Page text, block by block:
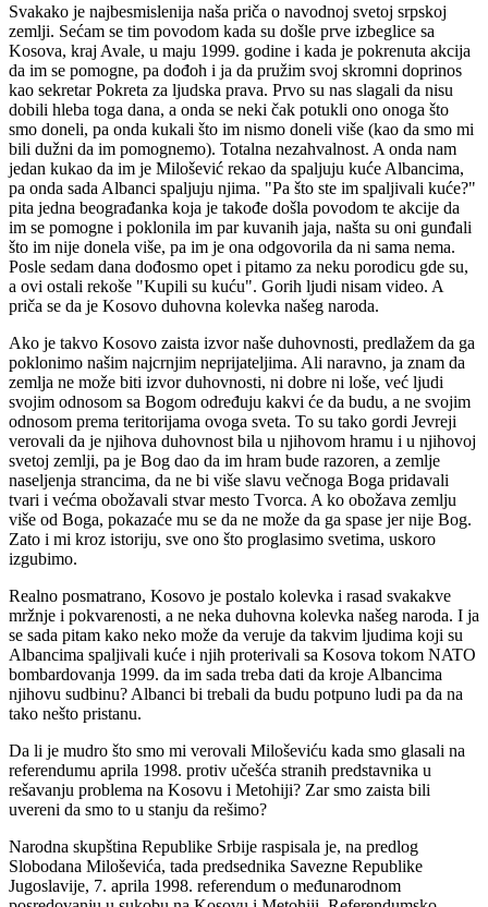
Svakako je najbesmislenija naša priča o navodnoj svetoj srpskoj
zemlji. Sećam se tim povodom kada su došle prve izbeglice sa
Kosova, kraj Avale, u maju 1999. godine i kada je pokrenuta akcija
da im se pomogne, pa dođoh i ja da pružim svoj skromni doprinos
kao sekretar Pokreta za ljudska prava. Prvo su nas slagali da nisu
dobili hleba toga dana, a onda se neki čak potukli ono onoga što
smo doneli, pa onda kukali što im nismo doneli više (kao da smo mi
bili dužni da im pomognemo). Totalna nezahvalnost. A onda nam
jedan kukao da im je Milošević rekao da spaljuju kuće Albancima,
pa onda sada Albanci spaljuju njima. "Pa što ste im spaljivali kuće?"
pita jedna beograđanka koja je takođe došla povodom te akcije da
im se pomogne i poklonila im par kuvanih jaja, našta su oni gunđali
što im nije donela više, pa im je ona odgovorila da ni sama nema.
Posle sedam dana dođosmo opet i pitamo za neku porodicu gde su,
a ovi ostali rekoše "Kupili su kuću". Gorih ljudi nisam video. A
priča se da je Kosovo duhovna kolevka našeg naroda.
Ako je takvo Kosovo zaista izvor naše duhovnosti, predlažem da ga
poklonimo našim najcrnjim neprijateljima. Ali naravno, ja znam da
zemlja ne može biti izvor duhovnosti, ni dobre ni loše, već ljudi
svojim odnosom sa Bogom određuju kakvi će da budu, a ne svojim
odnosom prema teritorijama ovoga sveta. To su tako gordi Jevreji
verovali da je njihova duhovnost bila u njihovom hramu i u njihovoj
svetoj zemlji, pa je Bog dao da im hram bude razoren, a zemlje
naseljenja strancima, da ne bi više slavu večnoga Boga pridavali
tvari i većma obožavali stvar mesto Tvorca. A ko obožava zemlju
više od Boga, pokazaće mu se da ne može da ga spase jer nije Bog.
Zato i mi kroz istoriju, sve ono što proglasimo svetima, uskoro
izgubimo.
Realno posmatrano, Kosovo je postalo kolevka i rasad svakakve
mržnje i pokvarenosti, a ne neka duhovna kolevka našeg naroda. I ja
se sada pitam kako neko može da veruje da takvim ljudima koji su
Albancima spaljivali kuće i njih proterivali sa Kosova tokom NATO
bombardovanja 1999. da im sada treba dati da kroje Albancima
njihovu sudbinu? Albanci bi trebali da budu potpuno ludi pa da na
tako nešto pristanu.
Da li je mudro što smo mi verovali Miloševiću kada smo glasali na
referendumu aprila 1998. protiv učešća stranih predstavnika u
rešavanju problema na Kosovu i Metohiji? Zar smo zaista bili
uvereni da smo to u stanju da rešimo?
Narodna skupština Republike Srbije raspisala je, na predlog
Slobodana Miloševića, tada predsednika Savezne Republike
Jugoslavije, 7. aprila 1998. referendum o međunarodnom